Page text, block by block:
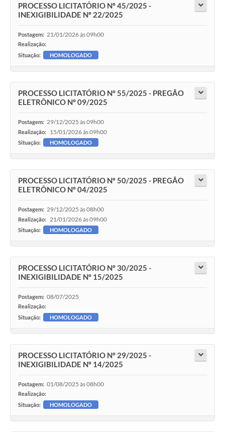
PROCESSO LICITATÓRIO Nº 45/2025 -
INEXIGIBILIDADE Nº 22/2025
Postagem: 21/01/2026 às 09h00
Realização:
Situação:
HOMOLOGADO
PROCESSO LICITATÓRIO Nº 55/2025 - PREGÃO
ELETRÔNICO Nº 09/2025
Postagem: 29/12/2025 às 09h00
Realização: 15/01/2026 às 09h00
Situação: HOMOLOGADO
PROCESSO LICITATÓRIO Nº 50/2025 - PREGÃO
ELETRÔNICO Nº 04/2025
Postagem: 29/12/2025 às 08h00
Realização: 21/01/2026 às 09h00
Situação: HOMOLOGADO
PROCESSO LICITATÓRIO Nº 30/2025 -
INEXIGIBILIDADE Nº 15/2025
Postagem: 08/07/2025
Realização:
Situação:
HOMOLOGADO
PROCESSO LICITATÓRIO Nº 29/2025 -
INEXIGIBILIDADE Nº 14/2025
Postagem: 01/08/2025 às 08h00
Realização:
Situação:
HOMOLOGADO